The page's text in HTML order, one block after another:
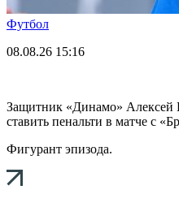
Футбол
08.08.26 15:16
Защитник «Динамо» Алексей
ставить пенальти в матче с
Фигурант эпизода.